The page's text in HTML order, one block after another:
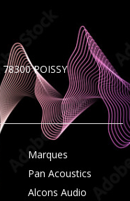
POISSY
Marques
Pan Acoustics
Alcons Audio